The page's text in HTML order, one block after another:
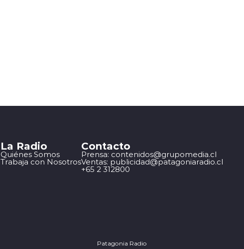
La Radio
Quiénes Somos
Trabaja con Nosotros
Contacto
Prensa: contenidos@grupomedia.cl
Ventas: publicidad@patagoniaradio.cl
+65 2 312800
Patagonia Radio